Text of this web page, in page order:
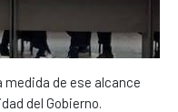
de ese alcance
del Gobierno.